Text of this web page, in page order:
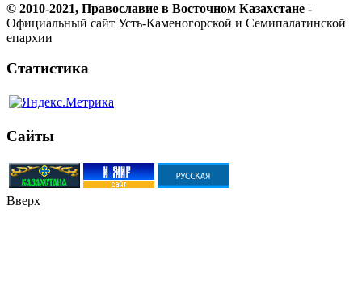
© 2010-2021, Православие в Восточном Казахстане -
Официальный сайт Усть-Каменогорской и Семипалатинской
епархии
Статистика
Сайты
Вверх